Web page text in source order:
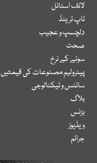
لائف اسٹائل
ٹاپ ٹرینڈ
دلچسپ و عجیب
صحت
سونے کے نرخ
پیٹرولیم مصنوعات کی قیمتیں
سائنس و ٹیکنالوجی
بلاگ
بزنس
ویڈیوز
جرائم